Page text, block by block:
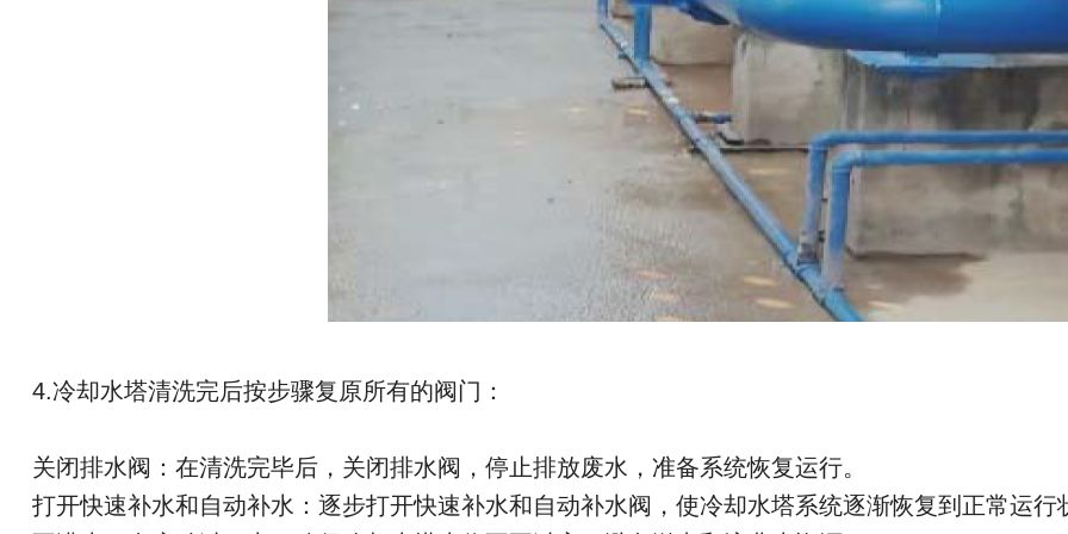
4.冷却水塔清洗完后按步骤复原所有的阀门：
关闭排水阀：在清洗完毕后，关闭排水阀，停止排放废水，准备系统恢复运行。
打开快速补水和自动补水：逐步打开快速补水和自动补水阀，使冷却水塔系统逐渐恢复到正常运行